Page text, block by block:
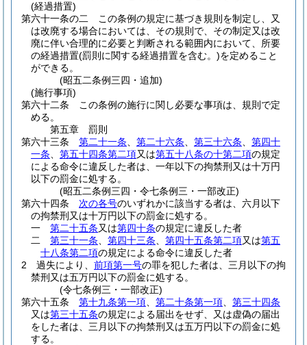
(経過措置)
第六十一条の二
この条例の規定に基づき規則を制定し、又
は改廃する場合においては、その規則で、その制定又は改
廃に伴い合理的に必要と判断される範囲内において、所要
の経過措置(罰則に関する経過措置を含む。)を定めること
ができる。
(昭五二条例三四・追加)
(施行事項)
第六十二条
この条例の施行に関し必要な事項は、規則で定
める。
第五章
罰則
第六十三条
第二十一条 第二十六条 第三十六条
第四十
一条
第五十四条第二項又は第五十八条の十第二項の規定
による命令に違反した者は、一年以下の拘禁刑又は十万円
以下の罰金に処する。
(昭五二条例三四・令七条例三・一部改正)
第六十四条
次の各号のいずれかに該当する者は、六月以下
の拘禁刑又は十万円以下の罰金に処する。
一
第二十五条又は第四十条の規定に違反した者
二
第三十一条 第四十三条 第四十五条第二項又は第五
十八条第二項の規定による命令に違反した者
2
過失により、 前項第一号の罪を犯した者は、三月以下の拘
禁刑又は五万円以下の罰金に処する。
(令七条例三・一部改正)
第六十五条
第十九条第一項 第二十条第一項
第三十四条
又は第三十五条の規定による届出をせず、又は虚偽の届出
をした者は、三月以下の拘禁刑又は五万円以下の罰金に処
する。